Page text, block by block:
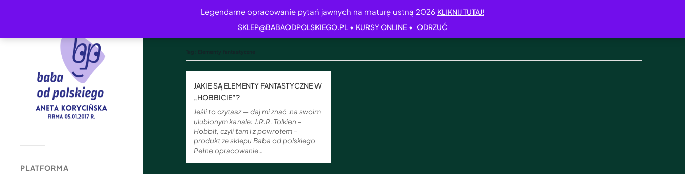
Legendarne opracowanie pytań jawnych na maturę ustną 2026 KLIKNIJ TUTAJ!
SKLEP@BABAODPOLSKIEGO.PL • KURSY ONLINE • ODRZUĆ
PLATFORMA
JAKIE SĄ ELEMENTY FANTASTYCZNE W
„HOBBICIE”?
Jeśli to czytasz — daj mi znać na swoim
ulubionym kanale: J.R.R. Tolkien –
Hobbit, czyli tam i z powrotem –
produkt ze sklepu Baba od polskiego
Pełne opracowanie…